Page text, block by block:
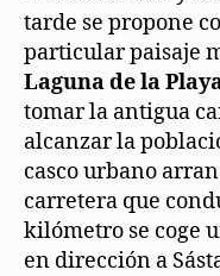
tarde se propone
particular paisaje
Laguna de la
tomar la antigua
alcanzar la
casco urbano
carretera que
kilómetro se coge
en dirección a